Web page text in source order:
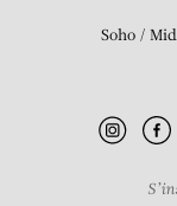
Echos de
Soho /